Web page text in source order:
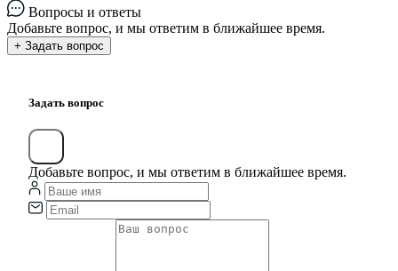
Вопросы и ответы
Добавьте вопрос, и мы ответим в ближайшее время.
+ Задать вопрос
Задать вопрос
Добавьте вопрос, и мы ответим в ближайшее время.